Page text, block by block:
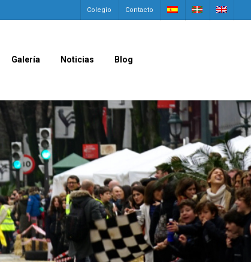
Colegio Contacto
Galería Noticias Blog